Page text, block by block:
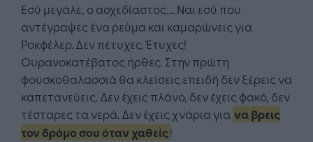
Εσύ μεγάλε, ο ασχεδίαστος…. Ναι εσύ που
αντέγραψες ένα ρεύμα και καμαρώνεις για
Ροκφέλερ. Δεν πέτυχες. Έτυχες!
Ουρανοκατέβατος ήρθες. Στην πρώτη
φουσκοθαλασσιά θα κλείσεις επειδή δεν ξέρεις να
καπετανεύεις. Δεν έχεις πλάνο, δεν έχεις φακό, δεν
τέσταρες τα νερά. Δεν έχεις χνάρια για να βρεις
τον δρόμο σου όταν χαθείς!